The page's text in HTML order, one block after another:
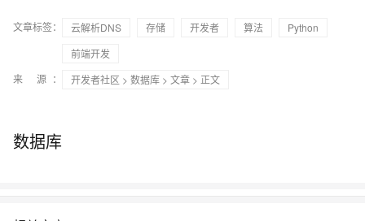
文章标签： 云解析DNS 存储 开发者 算法
Python
前端开发
来 源：
开发者社区 > 数据库 > 文章 > 正文
数据库